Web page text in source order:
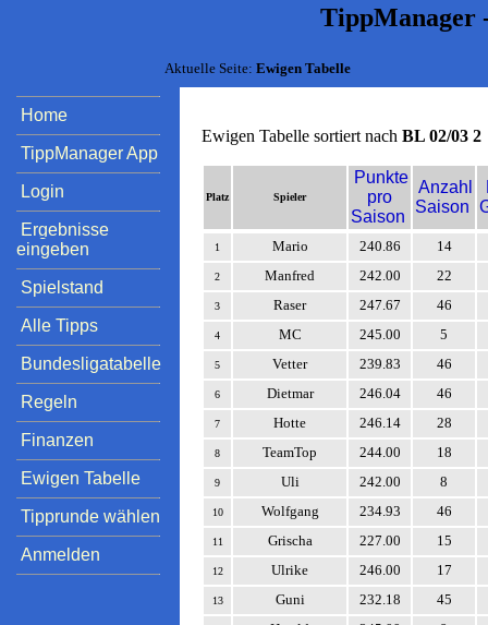
TippManager
Aktuelle Seite: Ewigen Tabelle
Ewigen Tabelle sortiert nach BL 02/03 2
Platz Spieler
Punkte
pro
Saison
Anzahl
Saison
1 Mario 240.86 14
2 Manfred 242.00 22
3 Raser 247.67 46
4 MC 245.00 5
5 Vetter 239.83 46
6 Dietmar 246.04 46
7 Hotte 246.14 28
8 TeamTop 244.00 18
9 Uli 242.00 8
10 Wolfgang 234.93 46
11 Grischa 227.00 15
12 Ulrike 246.00 17
13 Guni 232.18 45
Home
TippManager App
Login
Ergebnisse
eingeben
Spielstand
Alle Tipps
Bundesligatabelle
Regeln
Finanzen
Ewigen Tabelle
Tipprunde wählen
Anmelden